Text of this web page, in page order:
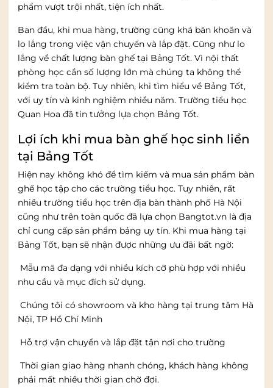
phẩm vượt trội nhất, tiện ích nhất.
Ban đầu, khi mua hàng, trường cũng khá băn khoăn và
lo lắng trong việc vận chuyển và lắp đặt. Cũng như lo
lắng về chất lượng bàn ghế tại Bảng Tốt. Vì nội thất
phòng học cần số lượng lớn mà chúng ta không thể
kiểm tra toàn bộ. Tuy nhiên, khi tìm hiểu về Bảng Tốt,
với uy tín và kinh nghiệm nhiều năm. Trường tiểu học
Quan Hoa đã tin tưởng lựa chọn Bảng Tốt.
Lợi ích khi mua bàn ghế học sinh liền
tại Bảng Tốt
Hiện nay không khó để tìm kiếm và mua sản phẩm bàn
ghế học tập cho các trường tiểu học. Tuy nhiên, rất
nhiều trường tiểu học trên địa bàn thành phố Hà Nội
cũng như trên toàn quốc đã lựa chọn Bangtot.vn là địa
chỉ cung cấp sản phẩm bảng uy tín. Khi mua hàng tại
Bảng Tốt, bạn sẽ nhận được những ưu đãi bất ngờ:
Mẫu mã đa dạng với nhiều kích cỡ phù hợp với nhiều
nhu cầu và mục đích sử dụng.
Chúng tôi có showroom và kho hàng tại trung tâm Hà
Nội, TP Hồ Chí Minh
Hỗ trợ vận chuyển và lắp đặt tận nơi cho trường
Thời gian giao hàng nhanh chóng, khách hàng không
phải mất nhiều thời gian chờ đợi.